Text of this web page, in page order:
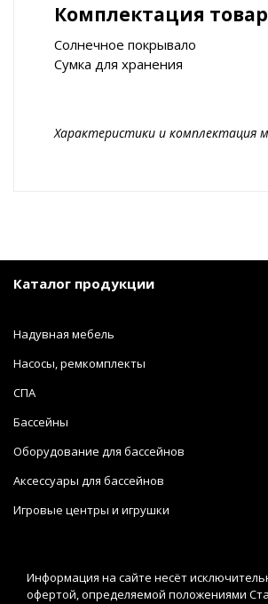
Комплектация
Солнечное покрывало
Сумка для хранения
Характеристики и комплектация
Каталог продукции
Надувная мебель
Насосы, ремкомплекты
СПА
Бассейны
Оборудование для бассейнов
Аксессуары для бассейнов
Игровые центры и игрушки
Информация на сайте несёт
офертой, определяемой положениями